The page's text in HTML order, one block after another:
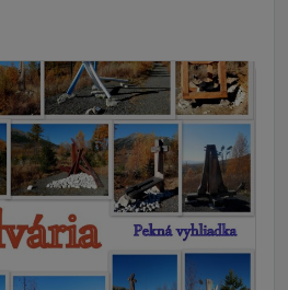
i zamkowe
Tarcze
Zabytki techniki
Pomniki
Źródła
Jazda konna
Chaty górskie
Teatry
rafting
Obiekty architektoniczne
Tory gokartowe
Szlaki winne Cyklotrasy